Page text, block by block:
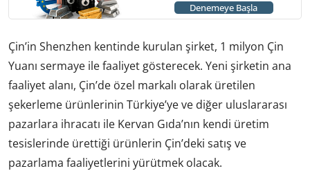
Denemeye Başla
Çin’in Shenzhen kentinde kurulan şirket, 1 milyon Çin
Yuanı sermaye ile faaliyet gösterecek. Yeni şirketin ana
faaliyet alanı, Çin’de özel markalı olarak üretilen
şekerleme ürünlerinin Türkiye’ye ve diğer uluslararası
pazarlara ihracatı ile Kervan Gıda’nın kendi üretim
tesislerinde ürettiği ürünlerin Çin’deki satış ve
pazarlama faaliyetlerini yürütmek olacak.